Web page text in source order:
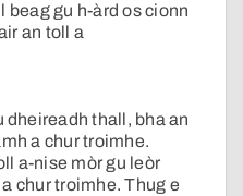
beag gu h-àrd os cionn
an toll a
dheireadh thall, bha an
a chur troimhe.
a-nise mòr gu leòr
chur troimhe. Thug e